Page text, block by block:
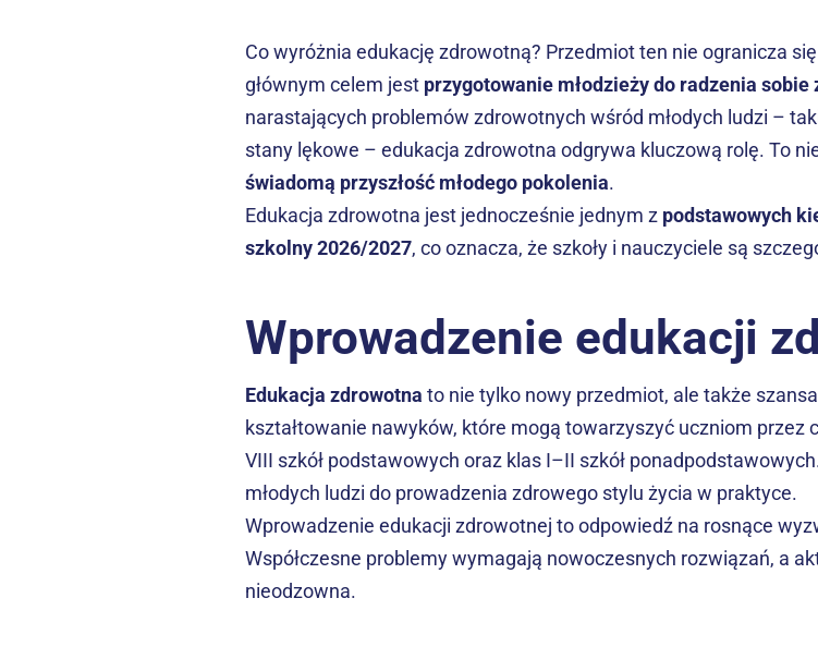
Co wyróżnia edukację zdrowotną? Przedmiot ten nie ogranicza
głównym celem jest przygotowanie młodzieży do radzenia
narastających problemów zdrowotnych wśród młodych ludzi –
stany lękowe – edukacja zdrowotna odgrywa kluczową rolę. To
świadomą przyszłość młodego pokolenia.
Edukacja zdrowotna jest jednocześnie jednym z podstawowych
szkolny 2026/2027, co oznacza, że szkoły i nauczyciele są
Wprowadzenie edukacji
Edukacja zdrowotna to nie tylko nowy przedmiot, ale także
kształtowanie nawyków, które mogą towarzyszyć uczniom przez
VIII szkół podstawowych oraz klas I–II szkół
młodych ludzi do prowadzenia zdrowego stylu życia w praktyce.
Wprowadzenie edukacji zdrowotnej to odpowiedź na rosnące
Współczesne problemy wymagają nowoczesnych rozwiązań, a
nieodzowna.